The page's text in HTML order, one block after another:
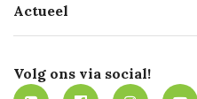
Missie
Werken bij Carel Lurvink
MVO
Bezorgen
Mijn Carel Lurvink
Mijn Carel Lurvink instructievideo's
Actueel
Innovation LAB
Tevreden klanten
Volg ons via social!